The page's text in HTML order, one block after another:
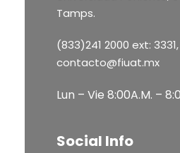
Tamps.
(833)241 2000 ext:
contacto@fiuat.mx
Lun – Vie 8:00A.M. –
Social Info